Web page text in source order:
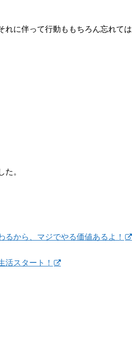
れに伴って行動ももちろん忘れては
。
から、マジでやる価値あるよ！
活スタート！